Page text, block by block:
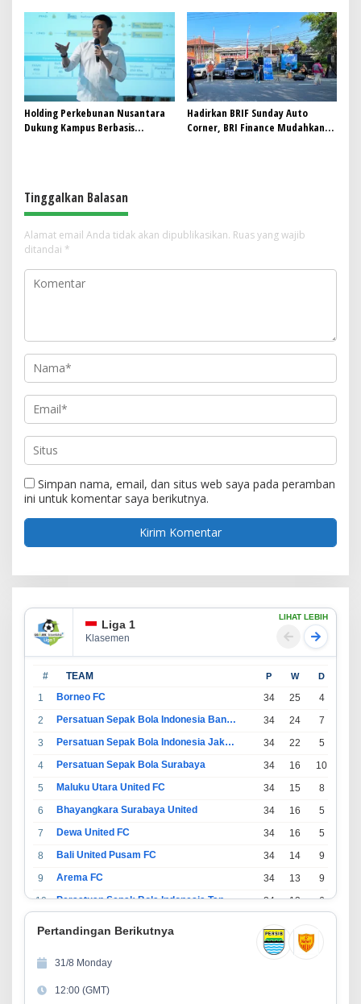
Pekerja di Pabrik Tembakau
Holding Perkebunan Nusantara
Dukung Kampus Berbasis
Hadirkan BRIF Sunday Auto
Corner, BRI Finance Mudahkan
Tinggalkan Balasan
Alamat email Anda tidak akan dipublikasikan. Ruas yang wajib
ditandai *
Simpan nama, email, dan situs web saya pada peramban
ini untuk komentar saya berikutnya.
Liga 1
Klasemen
LIHAT LEBIH
# TEAM P W D
1 Borneo FC 34 25 4
2
Persatuan Sepak Bola Indonesia Bandung 34 24 7
3
Persatuan Sepak Bola Indonesia Jakarta 34 22 5
4
Persatuan Sepak Bola Surabaya 34 16 10
5
Maluku Utara United FC 34 15 8
6
Bhayangkara Surabaya United 34 16 5
7
Dewa United FC 34 16 5
8
Bali United Pusam FC 34 14 9
9
Arema FC 34 13 9
10
Persatuan Sepak Bola Indonesia Tangerang 34 13 6
34 11
13
14
Madura United FC
Pertandingan Berikutnya
31/8 Monday
12:00 (GMT)